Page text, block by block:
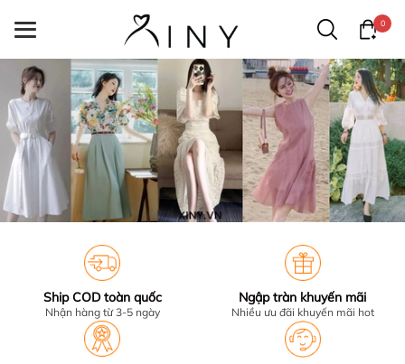
0
Ship COD toàn quốc
Nhận hàng từ 3-5 ngày
Ngập tràn khuyến mãi
Nhiều ưu đãi khuyến mãi hot